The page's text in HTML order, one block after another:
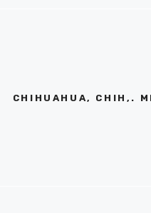
CHIHUAHUA, CHIH,.